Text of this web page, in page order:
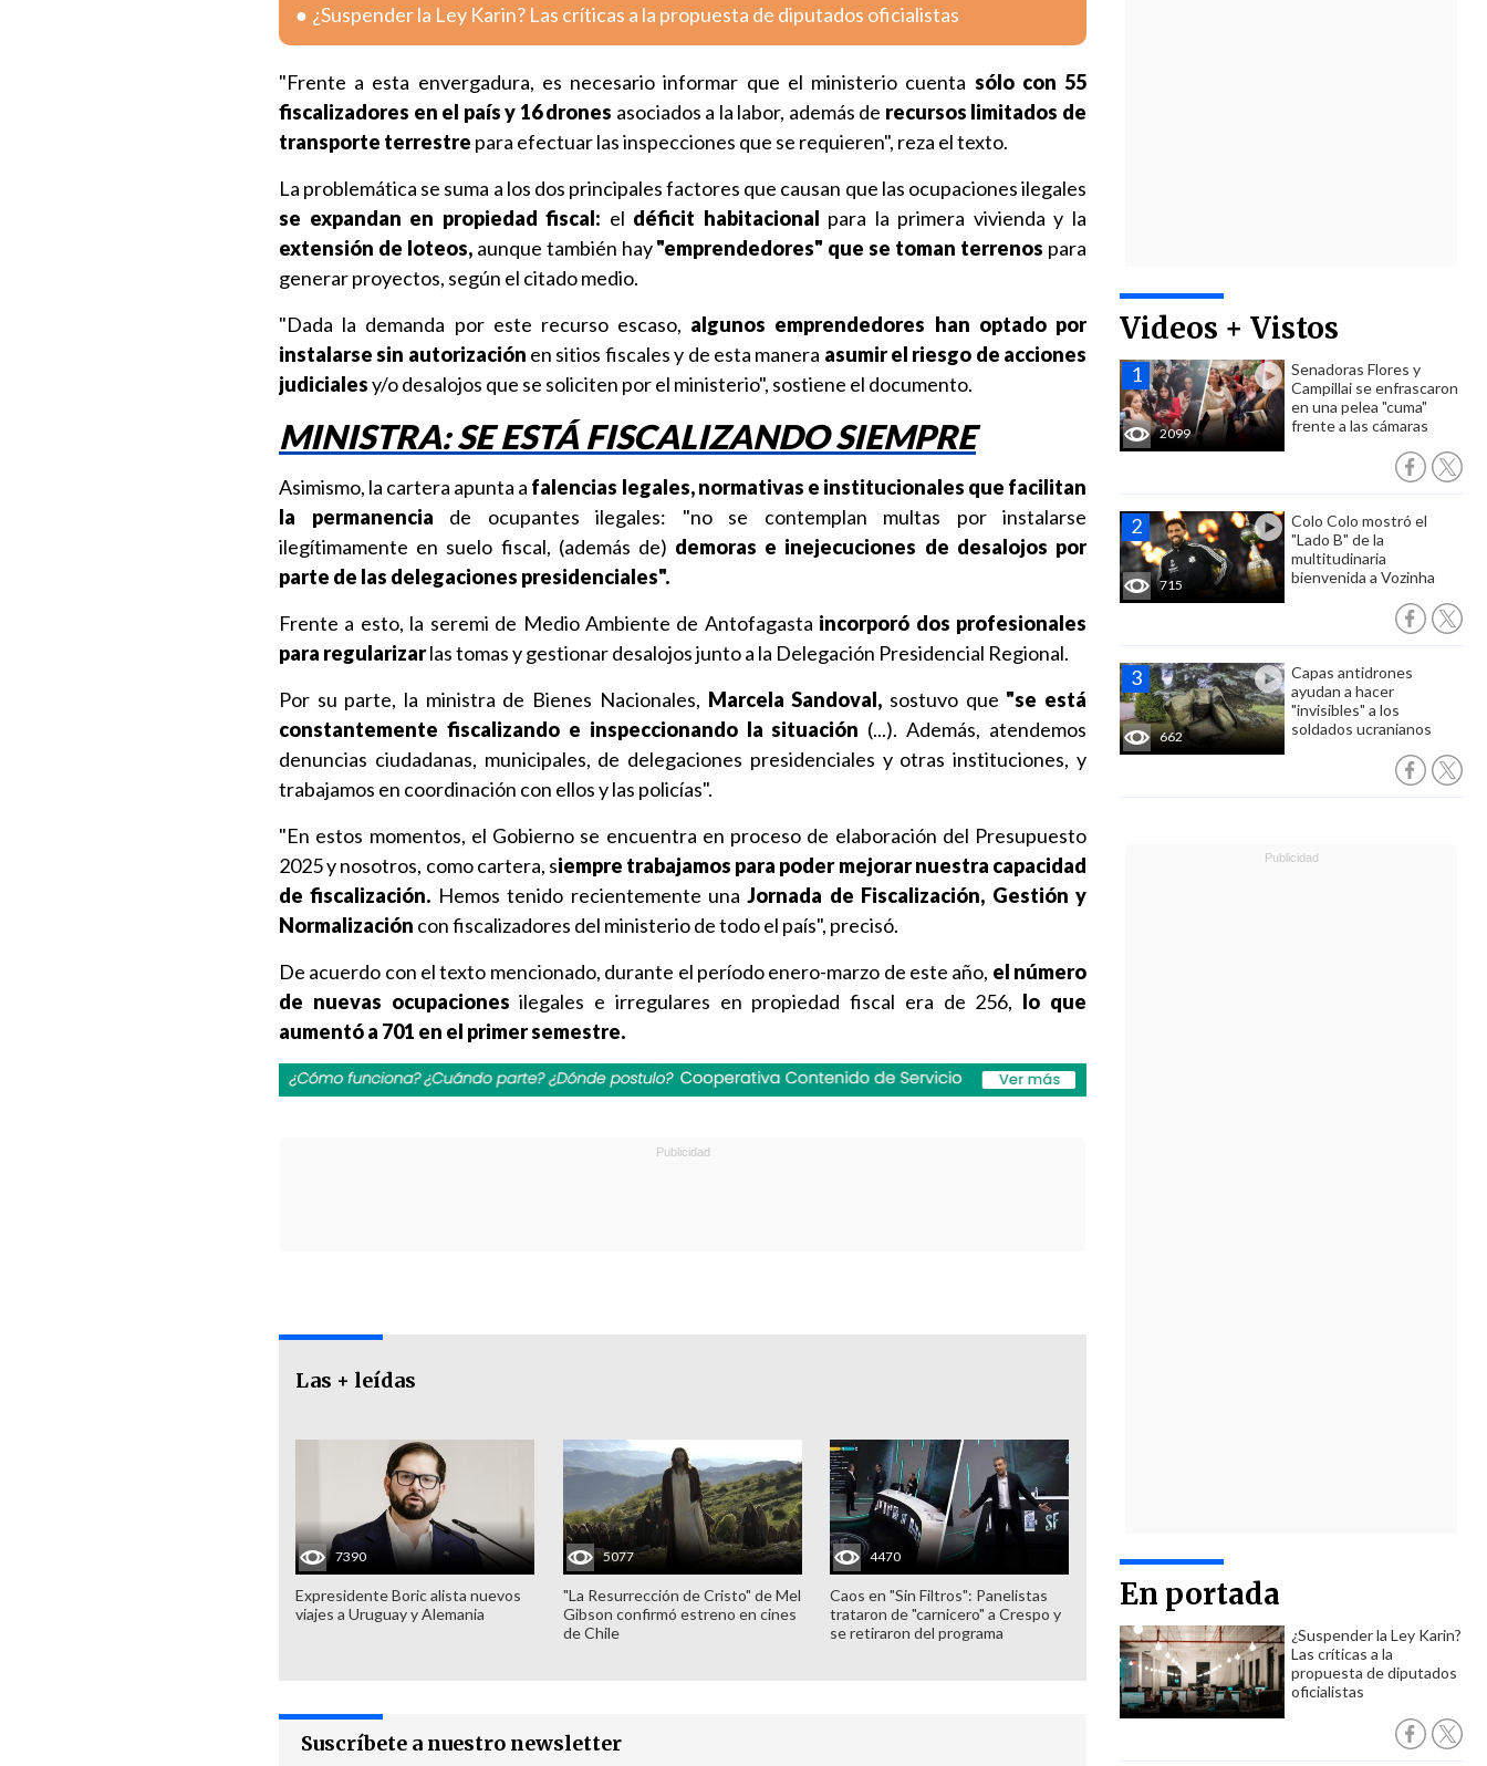
Videos + Vistos
2099
Senadoras Flores y
Campillai se enfrascaron
en una pelea "cuma"
frente a las cámaras
715
Colo Colo mostró el
"Lado B" de la
multitudinaria
bienvenida a Vozinha
662
Capas antidrones
ayudan a hacer
"invisibles" a los
soldados ucranianos
En portada
¿Suspender la Ley Karin?
Las críticas a la
propuesta de diputados
oficialistas
¿Suspender la Ley Karin? Las críticas a la propuesta de diputados oficialistas
"Frente a esta envergadura, es necesario informar que el ministerio cuenta sólo con 55
fiscalizadores en el país y 16 drones asociados a la labor, además de recursos limitados de
transporte terrestre para efectuar las inspecciones que se requieren", reza el texto.
La problemática se suma a los dos principales factores que causan que las ocupaciones ilegales
se expandan en propiedad fiscal: el déficit habitacional para la primera vivienda y la
extensión de loteos, aunque también hay"emprendedores" que se toman terrenos para
generar proyectos, según el citado medio.
"Dada la demanda por este recurso escaso, algunos emprendedores han optado por
instalarse sin autorización en sitios fiscales y de esta manera asumir el riesgo de acciones
judicialesy/o desalojos que se soliciten por el ministerio", sostiene el documento.
MINISTRA: SE ESTÁ FISCALIZANDO SIEMPRE
Asimismo, la cartera apunta a falencias legales, normativas e institucionales que facilitan
la permanencia de ocupantes ilegales: "no se contemplan multas por instalarse
ilegítimamente en suelo fiscal, (además de) demoras e inejecuciones de desalojos por
parte de las delegaciones presidenciales".
Frente a esto, la seremi de Medio Ambiente de Antofagasta incorporó dos profesionales
para regularizarlas tomas y gestionar desalojos junto a la Delegación Presidencial Regional.
Por su parte, la ministra de Bienes Nacionales, Marcela Sandoval, sostuvo que "se está
constantemente fiscalizando e inspeccionando la situación (...). Además, atendemos
denuncias ciudadanas, municipales, de delegaciones presidenciales y otras instituciones, y
trabajamos en coordinación con ellos y las policías".
"En estos momentos, el Gobierno se encuentra en proceso de elaboración del Presupuesto
2025 y nosotros, como cartera, siempre trabajamos para poder mejorar nuestra capacidad
de fiscalización. Hemos tenido recientemente unaJornada de Fiscalización, Gestión y
Normalización con fiscalizadores del ministerio de todo el país", precisó.
De acuerdo con el texto mencionado, durante el período enero-marzo de este año, el número
de nuevas ocupaciones ilegales e irregulares en propiedad fiscal era de 256, lo que
aumentó a 701 en el primer semestre.
Las + leídas
7390
Expresidente Boric alista nuevos
viajes a Uruguay y Alemania
5077
"La Resurrección de Cristo" de Mel
Gibson confirmó estreno en cines
de Chile
4470
Caos en "Sin Filtros": Panelistas
trataron de "carnicero" a Crespo y
se retiraron del programa
Suscríbete a nuestro newsletter